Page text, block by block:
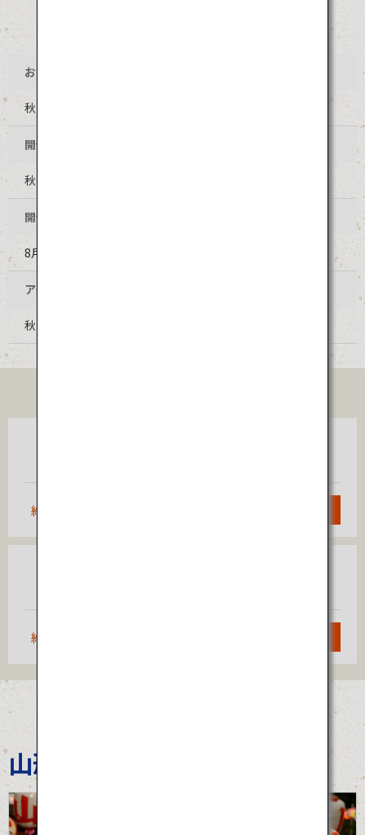
お祭り名
秋田竿燈まつり
開催地
秋田県秋田市 竿燈大通り（山王十字路～二丁目橋）周辺
開催時期
8月3日～6日（毎年同日程）
アクセス
秋田空港からバスで約40分
約1時間5分
約1時間40分
山形花笠まつり